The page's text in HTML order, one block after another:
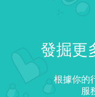
發掘更
根據你的
服